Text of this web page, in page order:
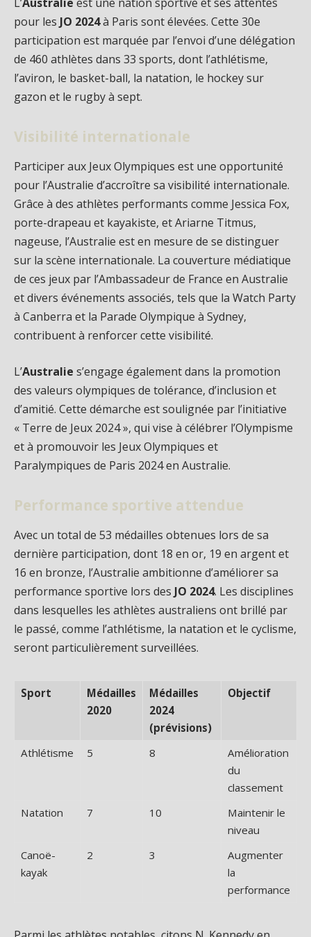
pour les JO 2024à Paris sont élevées. Cette 30e
participation est marquée par l’envoi d’une délégation
de 460 athlètes dans 33 sports, dont l’athlétisme,
l’aviron, le basket-ball, la natation, le hockey sur
gazon et le rugby à sept.
Visibilité internationale
Participer aux Jeux Olympiques est une opportunité
pour l’Australie d’accroître sa visibilité internationale.
Grâce à des athlètes performants comme Jessica Fox,
porte-drapeau et kayakiste, et Ariarne Titmus,
nageuse, l’Australie est en mesure de se distinguer
sur la scène internationale. La couverture médiatique
de ces jeux par l’Ambassadeur de France en Australie
et divers événements associés, tels que la Watch Party
à Canberra et la Parade Olympique à Sydney,
contribuent à renforcer cette visibilité.
L’Australie s’engage également dans la promotion
des valeurs olympiques de tolérance, d’inclusion et
d’amitié. Cette démarche est soulignée par l’initiative
« Terre de Jeux 2024 », qui vise à célébrer l’Olympisme
et à promouvoir les Jeux Olympiques et
Paralympiques de Paris 2024 en Australie.
Performance sportive attendue
Avec un total de 53 médailles obtenues lors de sa
dernière participation, dont 18 en or, 19 en argent et
16 en bronze, l’Australie ambitionne d’améliorer sa
performance sportive lors des JO 2024. Les disciplines
dans lesquelles les athlètes australiens ont brillé par
le passé, comme l’athlétisme, la natation et le cyclisme,
seront particulièrement surveillées.
Sport
Médailles
2020
Médailles
2024
(prévisions)
Objectif
Athlétisme 5 8
Amélioration
du
classement
Natation
7 10
Maintenir le
niveau
Canoë-
kayak
2 3
Augmenter
la
performance